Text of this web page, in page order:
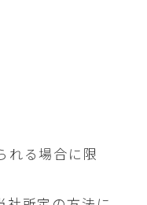
れる場合に限